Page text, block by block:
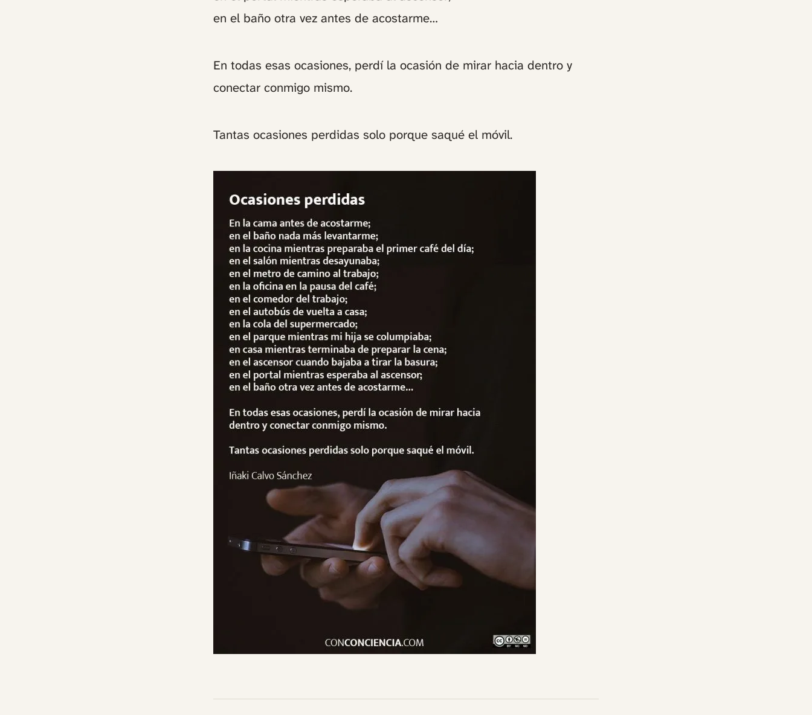
en el baño otra vez antes de acostarme…
En todas esas ocasiones, perdí la ocasión de mirar hacia dentro y
conectar conmigo mismo.
Tantas ocasiones perdidas solo porque saqué el móvil.